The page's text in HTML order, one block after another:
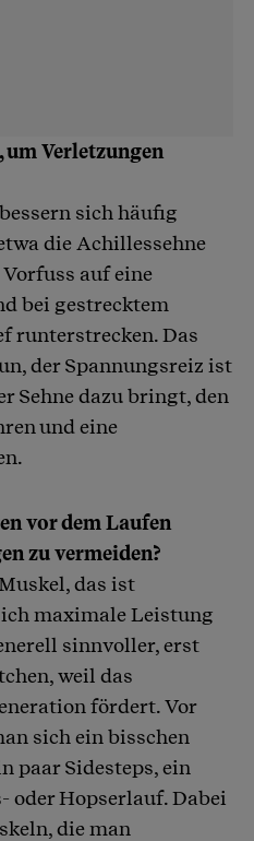
um Verletzungen
sich häufig
die Achillessehne
auf eine
bei gestrecktem
runterstrecken. Das
der Spannungsreiz ist
Sehne dazu bringt, den
und eine
vor dem Laufen
zu vermeiden?
das ist
maximale Leistung
sinnvoller, erst
weil das
fördert. Vor
sich ein bisschen
paar Sidesteps, ein
oder Hopserlauf. Dabei
die man